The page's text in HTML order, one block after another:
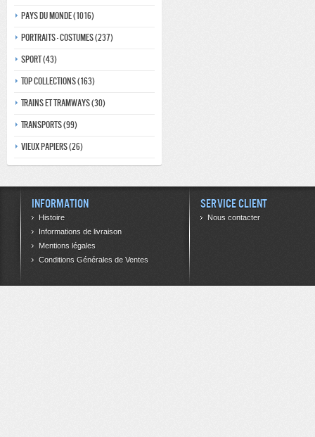
Pays du monde (1016)
Portraits - costumes (237)
Sport (43)
Top collections (163)
Trains et tramways (30)
Transports (99)
Vieux papiers (26)
Information
Histoire
Informations de livraison
Mentions légales
Conditions Générales de Ventes
Service client
Nous contacter